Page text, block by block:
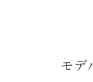
モデ